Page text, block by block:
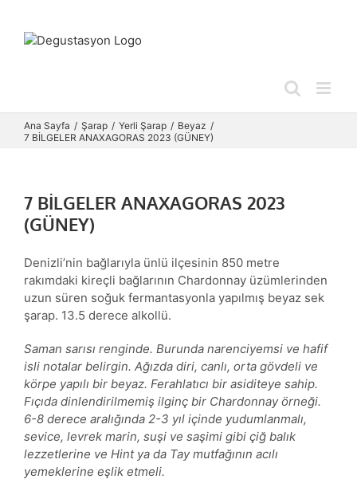
content
Ana Sayfa Şarap Yerli Şarap
Beyaz
7 BİLGELER ANAXAGORAS 2023 (GÜNEY)
7 BİLGELER ANAXAGORAS 2023
(GÜNEY)
Denizli’nin bağlarıyla ünlü ilçesinin 850 metre
rakımdaki kireçli bağlarının Chardonnay üzümlerinden
uzun süren soğuk fermantasyonla yapılmış beyaz sek
şarap. 13.5 derece alkollü.
Saman sarısı renginde. Burunda narenciyemsi ve hafif
isli notalar belirgin. Ağızda diri, canlı, orta gövdeli ve
körpe yapılı bir beyaz. Ferahlatıcı bir asiditeye sahip.
Fıçıda dinlendirilmemiş ilginç bir Chardonnay örneği.
6-8 derece aralığında 2-3 yıl içinde yudumlanmalı,
sevice, levrek marin, suşi ve saşimi gibi çiğ balık
lezzetlerine ve Hint ya da Tay mutfağının acılı
yemeklerine eşlik etmeli.